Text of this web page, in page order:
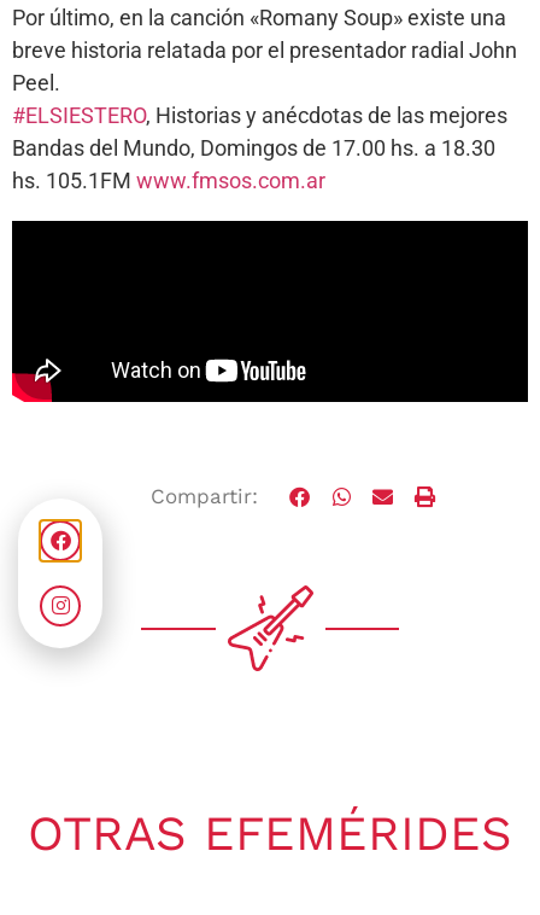
Por último, en la canción «Romany Soup» existe una
breve historia relatada por el presentador radial John
Peel.
#ELSIESTERO, Historias y anécdotas de las mejores
Bandas del Mundo, Domingos de 17.00 hs. a 18.30
hs. 105.1FM www.fmsos.com.ar
Compartir:
OTRAS EFEMÉRIDES